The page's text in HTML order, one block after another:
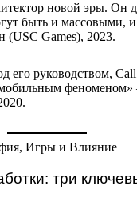
новой эры. Он
быть и массовыми,
Games), 2023.
его руководством,
мобильным
три